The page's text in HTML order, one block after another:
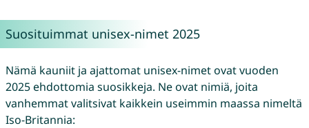
Suosituimmat unisex-nimet 2025
Nämä kauniit ja ajattomat unisex-nimet ovat vuoden
2025 ehdottomia suosikkeja. Ne ovat nimiä, joita
vanhemmat valitsivat kaikkein useimmin maassa nimeltä
Iso-Britannia: